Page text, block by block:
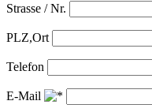
Strasse / Nr.
PLZ,Ort
Telefon
E-Mail